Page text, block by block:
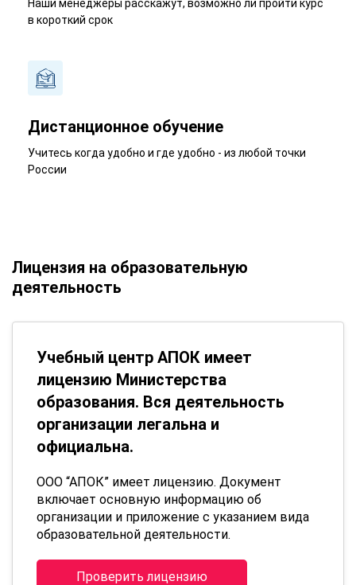
Наши менеджеры расскажут, возможно ли пройти курс
в короткий срок
Дистанционное обучение
Учитесь когда удобно и где удобно - из любой точки
России
Лицензия на образовательную
деятельность
Учебный центр АПОК имеет
лицензию Министерства
образования. Вся деятельность
организации легальна и
официальна.
ООО “АПОК” имеет лицензию. Документ
включает основную информацию об
организации и приложение с указанием вида
образовательной деятельности.
Проверить лицензию